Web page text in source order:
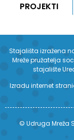
PROJEKTI
Stajališta izražena
Mreže pružatelja
stajalište
Izradu internet
© Udruga Mreža